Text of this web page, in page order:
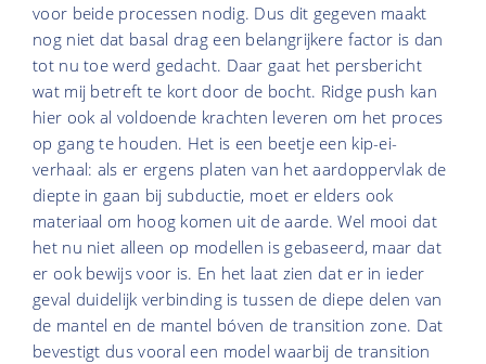
voor beide processen nodig. Dus dit gegeven maakt
nog niet dat basal drag een belangrijkere factor is dan
tot nu toe werd gedacht. Daar gaat het persbericht
wat mij betreft te kort door de bocht. Ridge push kan
hier ook al voldoende krachten leveren om het proces
op gang te houden. Het is een beetje een kip-ei-
verhaal: als er ergens platen van het aardoppervlak de
diepte in gaan bij subductie, moet er elders ook
materiaal om hoog komen uit de aarde. Wel mooi dat
het nu niet alleen op modellen is gebaseerd, maar dat
er ook bewijs voor is. En het laat zien dat er in ieder
geval duidelijk verbinding is tussen de diepe delen van
de mantel en de mantel bóven de transition zone. Dat
bevestigt dus vooral een model waarbij de transition